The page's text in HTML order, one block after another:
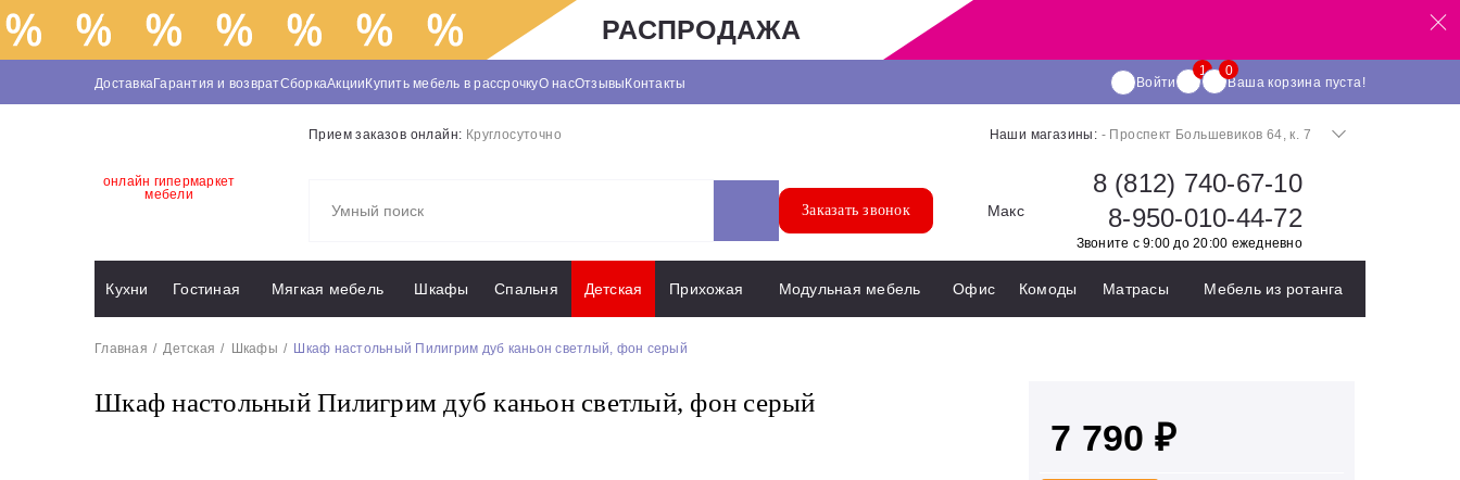
РАСПРОДАЖА
ДоставкаГарантия и возвратСборкаАкцииКупить мебель в рассрочкуО насОтзывыКонтакты Войти Ваша корзина пуста!
онлайн гипермаркет
мебели
Прием заказов онлайн: Круглосуточно Наши магазины: - Проспект Большевиков 64, к. 7
Заказать звонок Макс
8 (812) 740-67-10
8-950-010-44-72
Звоните с 9:00 до 20:00 ежедневно
Кухни Гостиная Мягкая мебель Шкафы Спальня Детская Прихожая Модульная мебель Офис Комоды Матрасы Мебель из ротанга
Главная Детская Шкафы Шкаф настольный Пилигрим дуб каньон светлый, фон серый
Шкаф настольный Пилигрим дуб каньон светлый, фон серый
7 790 ₽